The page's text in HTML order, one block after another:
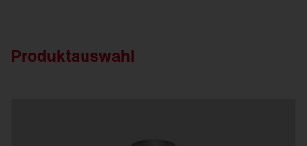
Produktauswahl